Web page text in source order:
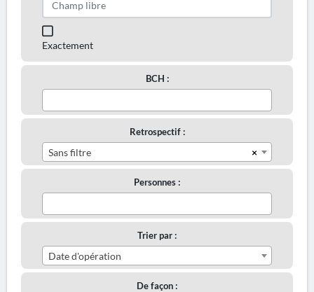
Exactement
BCH :
Retrospectif :
×
Sans filtre
Personnes :
Trier par :
Date d'opération
De façon :